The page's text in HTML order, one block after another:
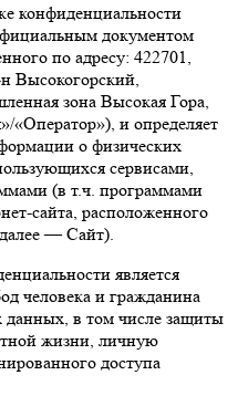
конфиденциальности
документом
по адресу: 422701,
Высокогорский,
зона Высокая Гора,
и определяет
о физических
сервисами,
(в т.ч. программами
сайта, расположенного
— Сайт).
является
человека и гражданина
данных, в том числе защиты
жизни, личную
доступа